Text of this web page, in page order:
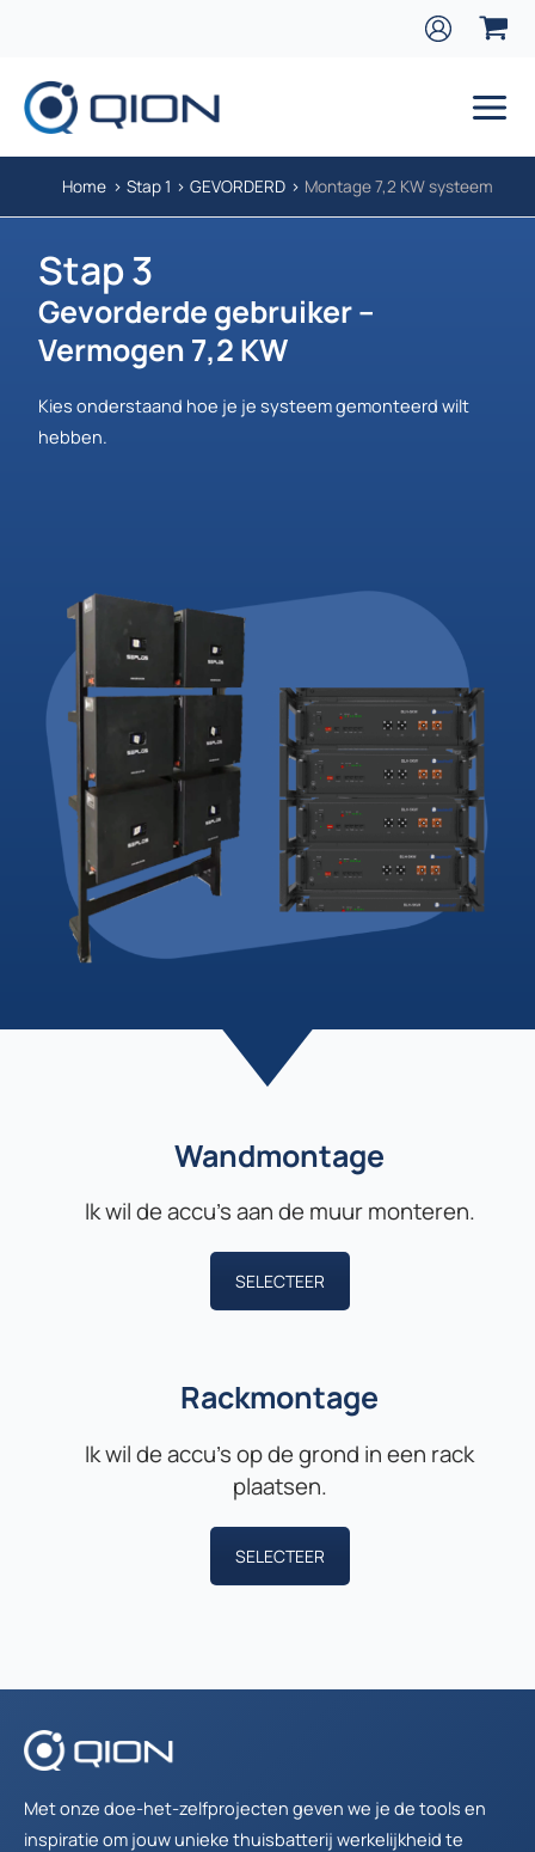
Main
Home Stap 1 GEVORDERD Montage 7,2 KW systeem
Stap 3
Gevorderde gebruiker –
Vermogen 7,2 KW
Kies onderstaand hoe je je systeem gemonteerd wilt
hebben.
Wandmontage
Ik wil de accu’s aan de muur monteren.
SELECTEER
Rackmontage
Ik wil de accu’s op de grond in een rack
plaatsen.
SELECTEER
Met onze doe-het-zelfprojecten geven we je de tools en
inspiratie om jouw unieke thuisbatterij werkelijkheid te